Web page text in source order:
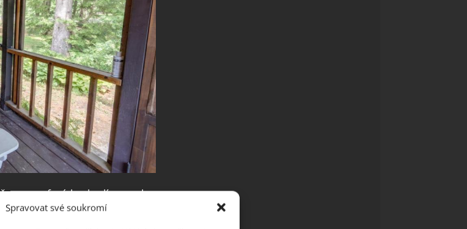
Spravovat své soukromí
fasádou budí opravdu
malinká předsíňka, avšak v